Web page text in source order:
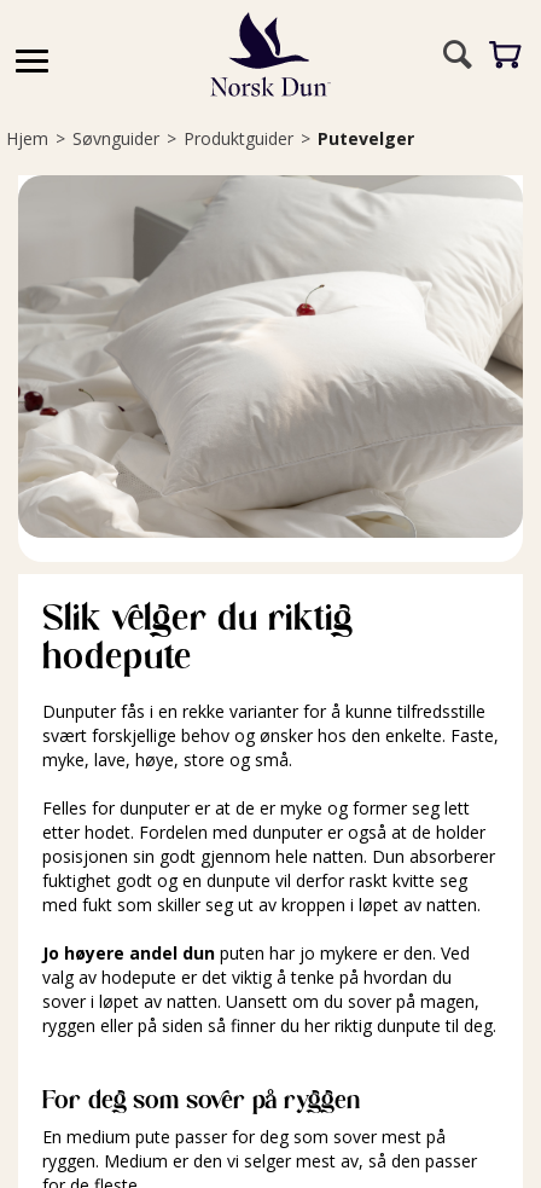
Hjem>Søvnguider>Produktguider>Putevelger
Slik velger du riktig
hodepute
Dunputer fås i en rekke varianter for å kunne tilfredsstille
svært forskjellige behov og ønsker hos den enkelte. Faste,
myke, lave, høye, store og små.
Felles for dunputer er at de er myke og former seg lett
etter hodet. Fordelen med dunputer er også at de holder
posisjonen sin godt gjennom hele natten. Dun absorberer
fuktighet godt og en dunpute vil derfor raskt kvitte seg
med fukt som skiller seg ut av kroppen i løpet av natten.
Jo høyere andel dun puten har jo mykere er den. Ved
valg av hodepute er det viktig å tenke på hvordan du
sover i løpet av natten. Uansett om du sover på magen,
ryggen eller på siden så finner du her riktig dunpute til deg.
For deg som sover på ryggen
En medium pute passer for deg som sover mest på
ryggen. Medium er den vi selger mest av, så den passer